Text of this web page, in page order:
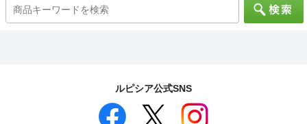
ルピシア公式SNS